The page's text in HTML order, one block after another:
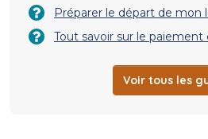
Préparer le départ de mon
Tout savoir sur le
Voir tous les